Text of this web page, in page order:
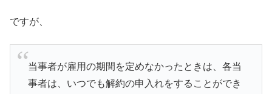
ですが、
当事者が雇用の期間を定めなかったときは、各当
事者は、いつでも解約の申入れをすることができ